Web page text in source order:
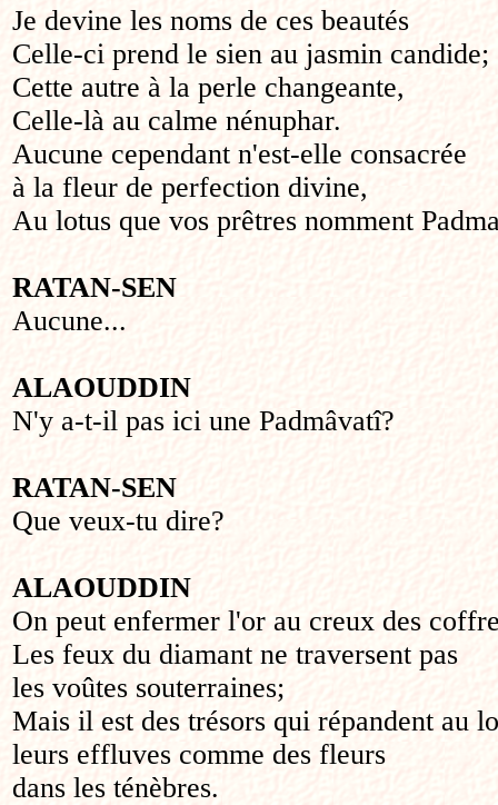
Je devine les noms de ces beautés
Celle-ci prend le sien au jasmin candide;
Cette autre à la perle changeante,
Celle-là au calme nénuphar.
Aucune cependant n'est-elle consacrée
à la fleur de perfection divine,
Au lotus que vos prêtres nomment
RATAN-SEN
Aucune...
ALAOUDDIN
N'y a-t-il pas ici une Padmâvatî?
RATAN-SEN
Que veux-tu dire?
ALAOUDDIN
On peut enfermer l'or au creux des
Les feux du diamant ne traversent pas
les voûtes souterraines;
Mais il est des trésors qui répandent au
leurs effluves comme des fleurs
dans les ténèbres.